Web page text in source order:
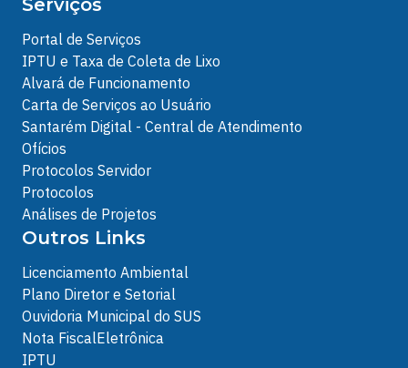
Portal de Serviços
IPTU e Taxa de Coleta de Lixo
Alvará de Funcionamento
Carta de Serviços ao Usuário
Santarém Digital - Central de Atendimento
Ofícios
Protocolos Servidor
Protocolos
Análises de Projetos
Outros Links
Licenciamento Ambiental
Plano Diretor e Setorial
Ouvidoria Municipal do SUS
Nota FiscalEletrônica
IPTU